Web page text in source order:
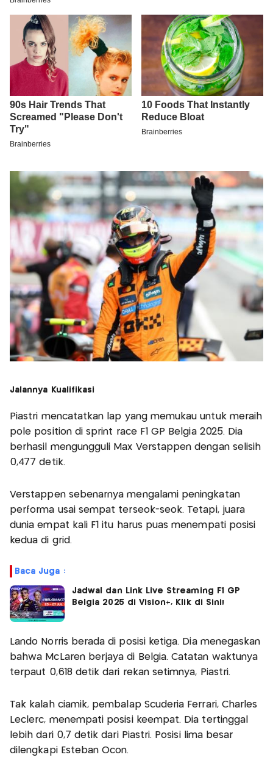
Jalannya Kualifikasi
Piastri mencatatkan lap yang memukau untuk meraih
pole position di sprint race F1 GP Belgia 2025. Dia
berhasil mengungguli Max Verstappen dengan selisih
0,477 detik.
Verstappen sebenarnya mengalami peningkatan
performa usai sempat terseok-seok. Tetapi, juara
dunia empat kali F1 itu harus puas menempati posisi
kedua di grid.
Baca Juga :
Jadwal dan Link Live Streaming F1 GP
Belgia 2025 di Vision+, Klik di Sini!
Lando Norris berada di posisi ketiga. Dia menegaskan
bahwa McLaren berjaya di Belgia. Catatan waktunya
terpaut 0,618 detik dari rekan setimnya, Piastri.
Tak kalah ciamik, pembalap Scuderia Ferrari, Charles
Leclerc, menempati posisi keempat. Dia tertinggal
lebih dari 0,7 detik dari Piastri. Posisi lima besar
dilengkapi Esteban Ocon.